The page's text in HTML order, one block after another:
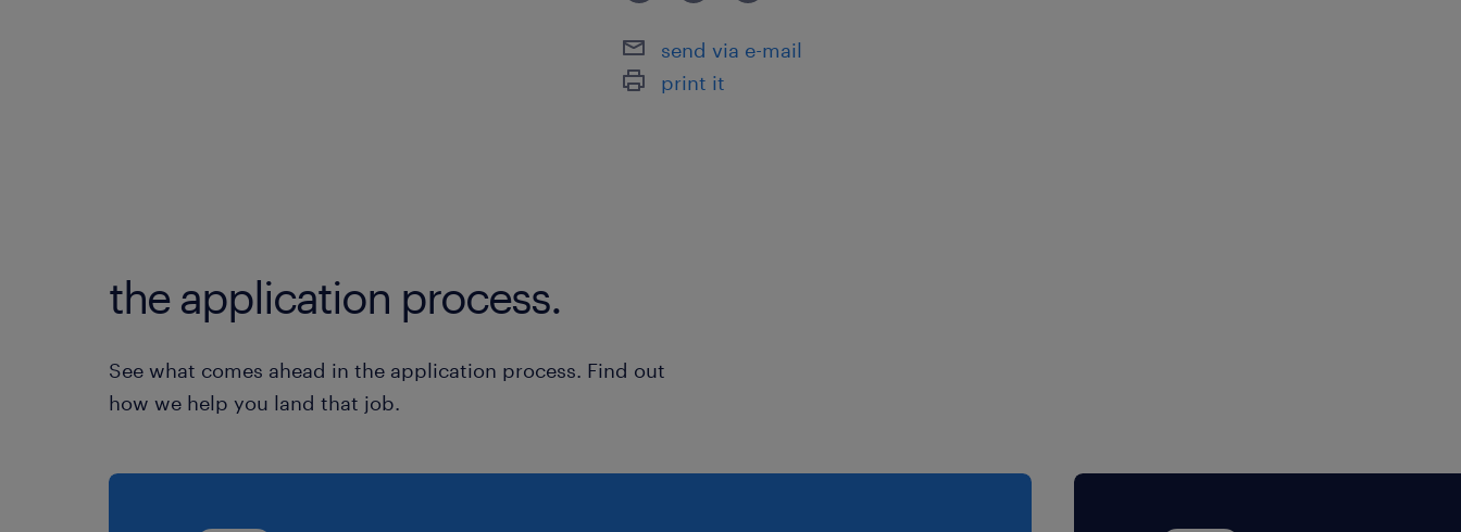
send via e-mail
print it
the application process.
See what comes ahead in the application process. Find out
how we help you land that job.